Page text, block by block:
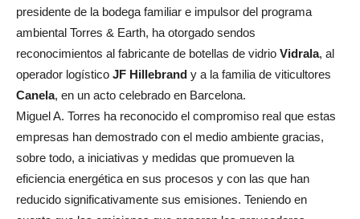
presidente de la bodega familiar e impulsor del programa
ambiental Torres & Earth, ha otorgado sendos
reconocimientos al fabricante de botellas de vidrio Vidrala, al
operador logístico JF Hillebrand y a la familia de viticultores
Canela, en un acto celebrado en Barcelona.
Miguel A. Torres ha reconocido el compromiso real que estas
empresas han demostrado con el medio ambiente gracias,
sobre todo, a iniciativas y medidas que promueven la
eficiencia energética en sus procesos y con las que han
reducido significativamente sus emisiones. Teniendo en